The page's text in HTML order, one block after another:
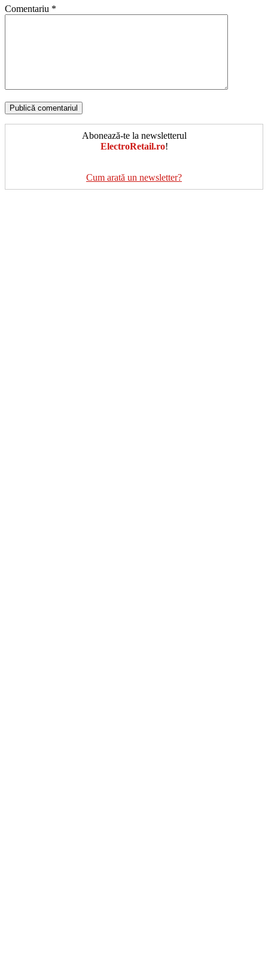
Comentariu *
Abonează-te la newsletterul
ElectroRetail.ro!
Cum arată un newsletter?